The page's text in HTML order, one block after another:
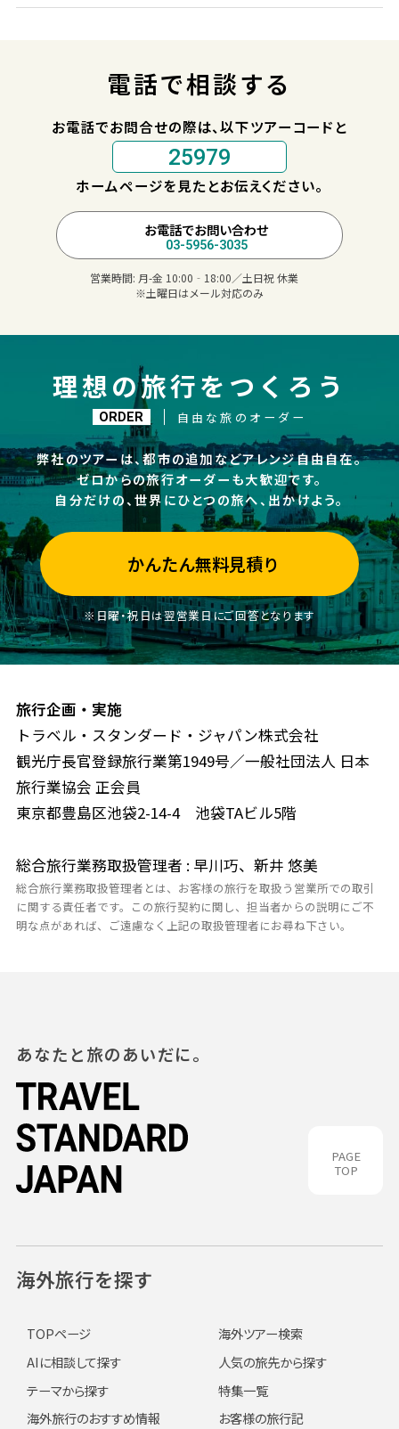
電話で相談する
お電話でお問合せの際は、以下ツアーコードと
25979
ホームページを見たとお伝えください。
お電話でお問い合わせ
03-5956-3035
営業時間: 月-金 10:00‐18:00／土日祝 休業
※土曜日はメール対応のみ
理想の旅行をつくろう
ORDER 自由な旅のオーダー
弊社のツアーは、都市の追加などアレンジ自由自在。
ゼロからの旅行オーダーも大歓迎です。
自分だけの、世界にひとつの旅へ、出かけよう。
かんたん無料見積り
※日曜・祝日は翌営業日にご回答となります
旅行企画・実施
トラベル・スタンダード・ジャパン株式会社
観光庁長官登録旅行業第1949号／一般社団法人 日本
旅行業協会 正会員
東京都豊島区池袋2-14-4 池袋TAビル5階
総合旅行業務取扱管理者 : 早川巧、新井 悠美
総合旅行業務取扱管理者とは、お客様の旅行を取扱う営業所での取引
に関する責任者です。この旅行契約に関し、担当者からの説明にご不
明な点があれば、ご遠慮なく上記の取扱管理者にお尋ね下さい。
PAGE
TOP
あなたと旅のあいだに。
海外旅行を探す
TOPページ
海外ツアー検索
AIに相談して探す
人気の旅先から探す
テーマから探す
特集一覧
海外旅行のおすすめ情報
お客様の旅行記